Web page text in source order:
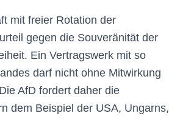
mit freier Rotation der
gegen die Souveränität der
Ein Vertragswerk mit so
darf nicht ohne Mitwirkung
AfD fordert daher die
dem Beispiel der USA, Ungarns,